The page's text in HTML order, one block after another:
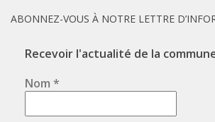
ABONNEZ-VOUS À NOTRE LETTRE
Recevoir l'actualité de la
Nom *